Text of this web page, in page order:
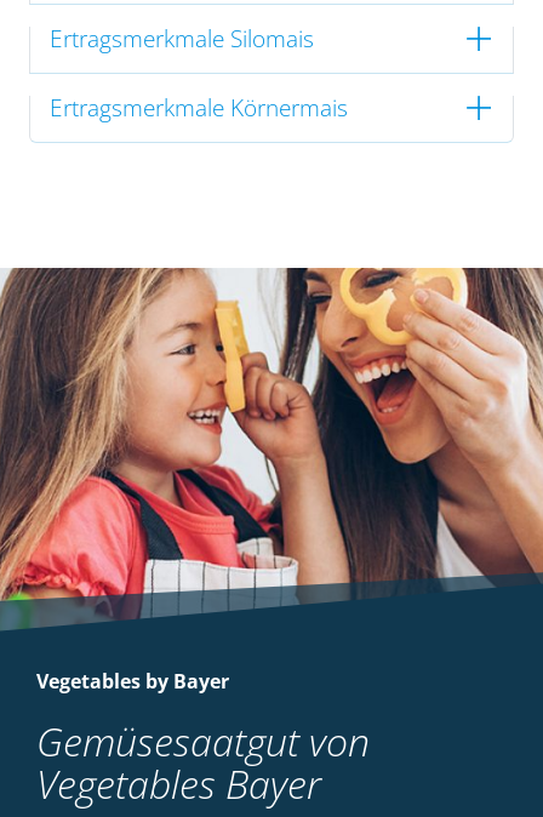
Ertragsmerkmale Silomais
Ertragsmerkmale Körnermais
Vegetables by Bayer
Gemüsesaatgut von
Vegetables Bayer